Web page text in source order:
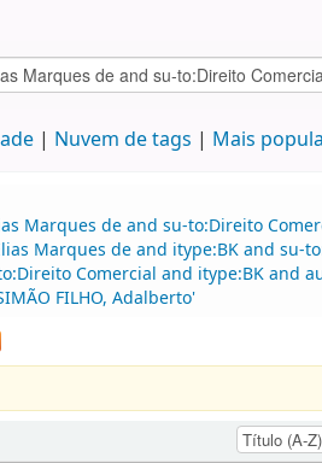
Nuvem de tags Mais
Marques de and su-to:Direito
Marques de and itype:BK and su-
Comercial and itype:BK and
FILHO, Adalberto'